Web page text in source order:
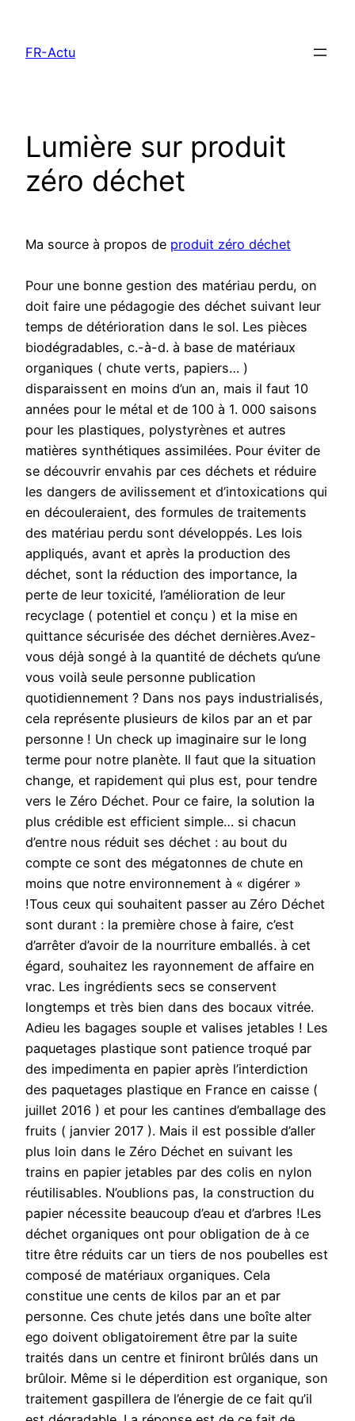
contenu
FR-Actu
Lumière sur produit
zéro déchet
Ma source à propos de produit zéro déchet
Pour une bonne gestion des matériau perdu, on
doit faire une pédagogie des déchet suivant leur
temps de détérioration dans le sol. Les pièces
biodégradables, c.-à-d. à base de matériaux
organiques ( chute verts, papiers… )
disparaissent en moins d’un an, mais il faut 10
années pour le métal et de 100 à 1. 000 saisons
pour les plastiques, polystyrènes et autres
matières synthétiques assimilées. Pour éviter de
se découvrir envahis par ces déchets et réduire
les dangers de avilissement et d’intoxications qui
en découleraient, des formules de traitements
des matériau perdu sont développés. Les lois
appliqués, avant et après la production des
déchet, sont la réduction des importance, la
perte de leur toxicité, l’amélioration de leur
recyclage ( potentiel et conçu ) et la mise en
quittance sécurisée des déchet dernières.Avez-
vous déjà songé à la quantité de déchets qu’une
vous voilà seule personne publication
quotidiennement ? Dans nos pays industrialisés,
cela représente plusieurs de kilos par an et par
personne ! Un check up imaginaire sur le long
terme pour notre planète. Il faut que la situation
change, et rapidement qui plus est, pour tendre
vers le Zéro Déchet. Pour ce faire, la solution la
plus crédible est efficient simple… si chacun
d’entre nous réduit ses déchet : au bout du
compte ce sont des mégatonnes de chute en
moins que notre environnement à « digérer »
!Tous ceux qui souhaitent passer au Zéro Déchet
sont durant : la première chose à faire, c’est
d’arrêter d’avoir de la nourriture emballés. à cet
égard, souhaitez les rayonnement de affaire en
vrac. Les ingrédients secs se conservent
longtemps et très bien dans des bocaux vitrée.
Adieu les bagages souple et valises jetables ! Les
paquetages plastique sont patience troqué par
des impedimenta en papier après l’interdiction
des paquetages plastique en France en caisse (
juillet 2016 ) et pour les cantines d’emballage des
fruits ( janvier 2017 ). Mais il est possible d’aller
plus loin dans le Zéro Déchet en suivant les
trains en papier jetables par des colis en nylon
réutilisables. N’oublions pas, la construction du
papier nécessite beaucoup d’eau et d’arbres !Les
déchet organiques ont pour obligation de à ce
titre être réduits car un tiers de nos poubelles est
composé de matériaux organiques. Cela
constitue une cents de kilos par an et par
personne. Ces chute jetés dans une boîte alter
ego doivent obligatoirement être par la suite
traités dans un centre et finiront brûlés dans un
brûloir. Même si le déperdition est organique, son
traitement gaspillera de l’énergie de ce fait qu’il